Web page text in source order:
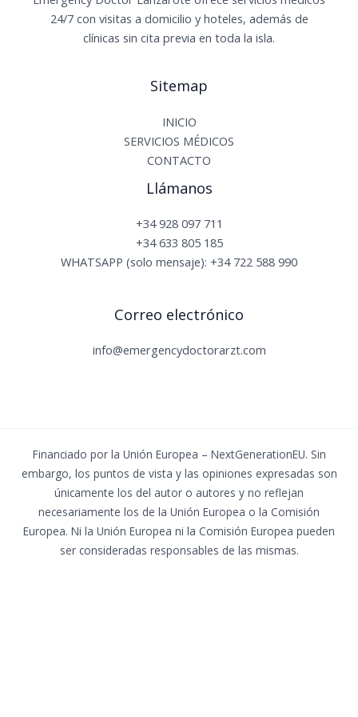
24/7 con visitas a domicilio y hoteles, además de
clínicas sin cita previa en toda la isla.
Sitemap
INICIO
SERVICIOS MÉDICOS
CONTACTO
Llámanos
+34 928 097 711
+34 633 805 185
WHATSAPP (solo mensaje): +34 722 588 990
Correo electrónico
info@emergencydoctorarzt.com
Financiado por la Unión Europea – NextGenerationEU. Sin
embargo, los puntos de vista y las opiniones expresadas son
únicamente los del autor o autores y no reflejan
necesariamente los de la Unión Europea o la Comisión
Europea. Ni la Unión Europea ni la Comisión Europea pueden
ser consideradas responsables de las mismas.